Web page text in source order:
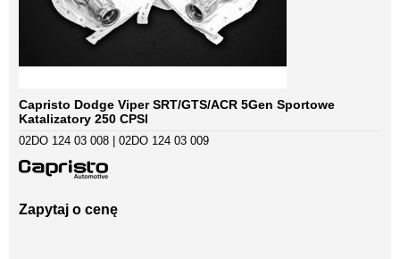
Capristo Dodge Viper SRT/GTS/ACR 5Gen Sportowe
Katalizatory 250 CPSI
02DO 124 03 008 | 02DO 124 03 009
Zapytaj o cenę